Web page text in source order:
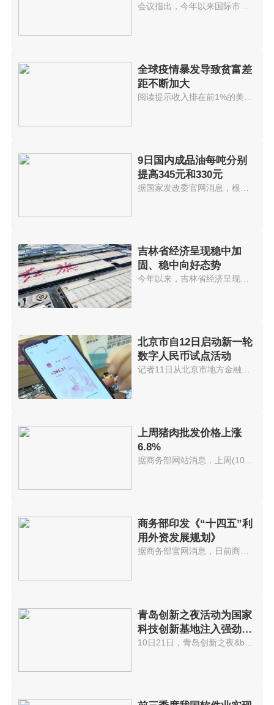
供应
全球疫情暴发导致贫富差
距不断加大
9日国内成品油每吨分别
提高345元和330元
吉林省经济呈现稳中加
固、稳中向好态势
今年以来，吉林省经济呈现稳中加...
北京市自12日启动新一轮
数字人民币试点活动
上周猪肉批发价格上涨
6.8%
据商务部网站消息，上周(10月11...
商务部印发《“十四五”利
用外资发展规划》
据商务部官网消息，日前商务部印...
青岛创新之夜活动为国家
科技创新基地注入强劲动
能